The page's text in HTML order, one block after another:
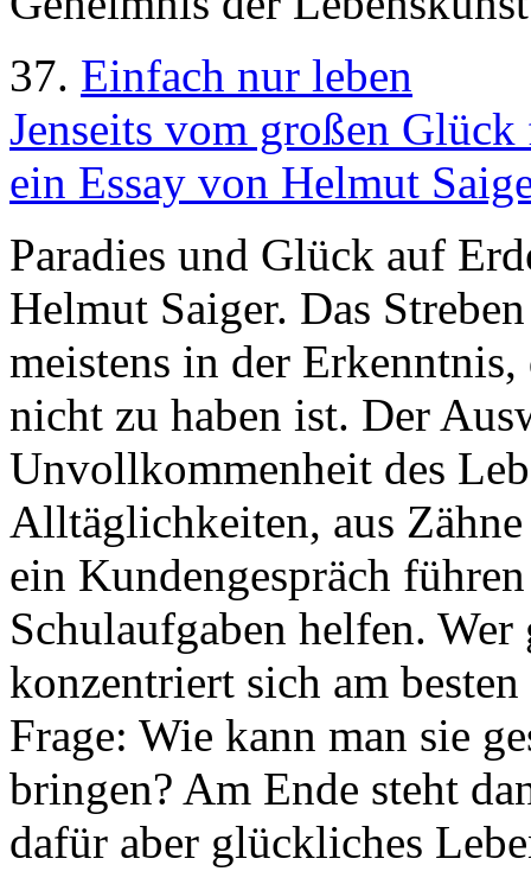
37. Einfach nur leben
Jenseits vom großen
ein Essay von Helmut
Paradies und Glück auf
Helmut Saiger. Das
meistens in der
nicht zu haben ist. Der
Unvollkommenheit des
Alltäglichkeiten, aus
ein Kundengespräch
Schulaufgaben helfen.
konzentriert sich am
Frage: Wie kann man sie
bringen? Am Ende steht
dafür aber glückliches